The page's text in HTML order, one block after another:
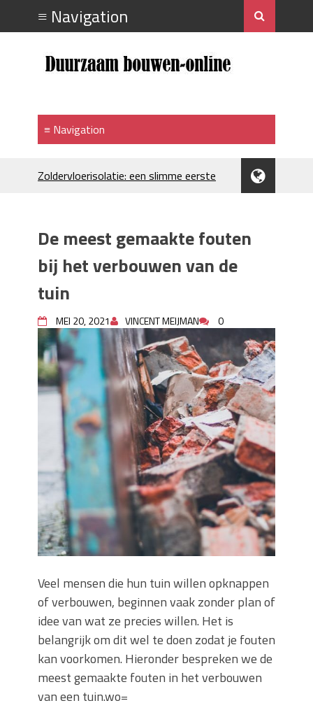
Zoldervloerisolatie: een slimme eerste
Je huis koelen: alles behalve duur
Hoe draagt je inrichting bij aan je
merkimago?
Houtpellets als duurzame
Wanneer moet je een specialist
inschakelen bij rioolproblemen?
Slimme oplossingen voor lekkages en
verstoppingen
Betonplex: Het Veelzijdige
Plaatmateriaal voor Moderne Projecten
Woonstijlen die perfect passen bij
duurzaam bouwen
Oma weet raadt bij cementsluier:
natuurlijke oplossingen
De meest gemaakte fouten
bij het verbouwen van de
tuin
MEI 20, 2021 VINCENT MEIJMAN 0
Veel mensen die hun tuin willen opknappen
of verbouwen, beginnen vaak zonder plan of
idee van wat ze precies willen. Het is
belangrijk om dit wel te doen zodat je fouten
kan voorkomen. Hieronder bespreken we de
meest gemaakte fouten in het verbouwen
van een tuin.wo=